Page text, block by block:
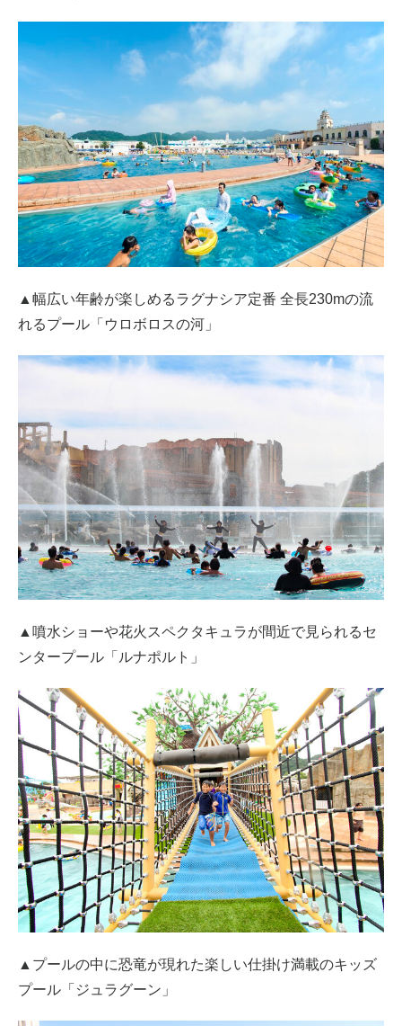
▲幅広い年齢が楽しめるラグナシア定番 全長230mの流
れるプール「ウロボロスの河」
▲噴水ショーや花火スペクタキュラが間近で見られるセ
ンタープール「ルナポルト」
▲プールの中に恐竜が現れた楽しい仕掛け満載のキッズ
プール「ジュラグーン」